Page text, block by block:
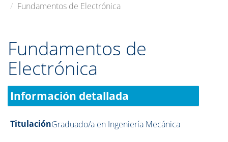
Fundamentos de Electrónica
Fundamentos de
Electrónica
Información detallada
TitulaciónGraduado/a en Ingeniería Mecánica